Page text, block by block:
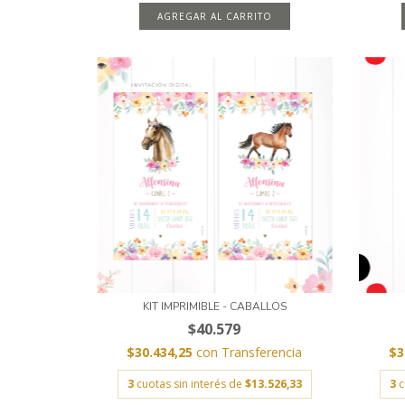
AGREGAR AL CARRITO
KIT IMPRIMIBLE - CABALLOS
$40.579
$30.434,25con Transferencia
3 cuotas sin interés de $13.526,33 3